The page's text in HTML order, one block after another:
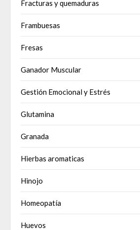
Fracturas y quemaduras
Frambuesas
Fresas
Ganador Muscular
Gestión Emocional y Estrés
Glutamina
Granada
Hierbas aromaticas
Hinojo
Homeopatía
Huevos